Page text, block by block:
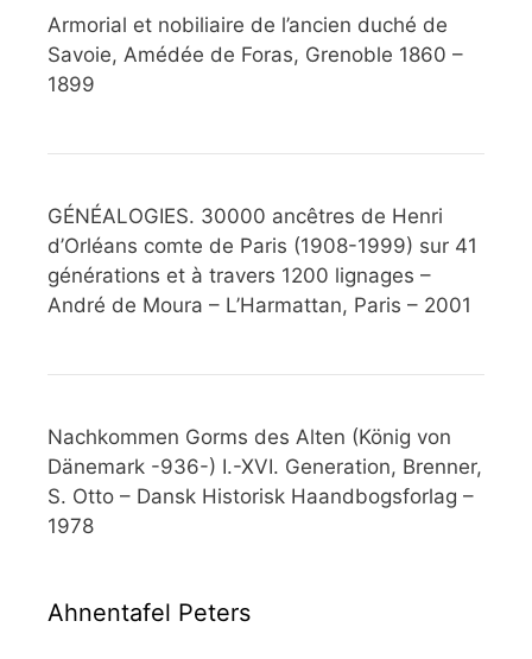
Armorial et nobiliaire de l’ancien duché de
Savoie, Amédée de Foras, Grenoble 1860 –
1899
GÉNÉALOGIES. 30000 ancêtres de Henri
d’Orléans comte de Paris (1908-1999) sur 41
générations et à travers 1200 lignages –
André de Moura – L’Harmattan, Paris – 2001
Nachkommen Gorms des Alten (König von
Dänemark -936-) I.-XVI. Generation, Brenner,
S. Otto – Dansk Historisk Haandbogsforlag –
1978
Ahnentafel Peters